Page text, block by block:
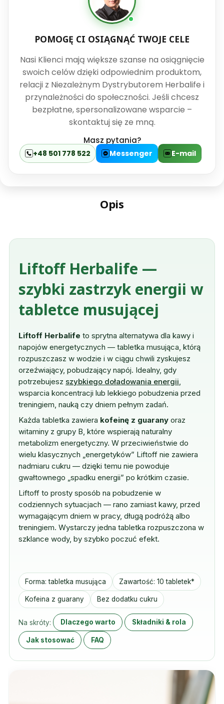
POMOGĘ CI OSIĄGNĄĆ TWOJE CELE
Nasi Klienci mają większe szanse na osiągnięcie
swoich celów dzięki odpowiednim produktom,
relacji z Niezależnym Dystrybutorem Herbalife i
przynależności do społeczności. Jeśli chcesz
bezpłatne, spersonalizowane wsparcie –
skontaktuj się ze mną.
Masz pytania?
+48 501 778 522 Messenger E-mail
Opis
Liftoff Herbalife —
szybki zastrzyk energii w
tabletce musującej
Liftoff Herbalife to sprytna alternatywa dla kawy i
napojów energetycznych — tabletka musująca, którą
rozpuszczasz w wodzie i w ciągu chwili zyskujesz
orzeźwiający, pobudzający napój. Idealny, gdy
potrzebujesz szybkiego doładowania energii
wsparcia koncentracji lub lekkiego pobudzenia przed
treningiem, nauką czy dniem pełnym zadań.
Każda tabletka zawiera kofeinę z guarany oraz
witaminy z grupy B, które wspierają naturalny
metabolizm energetyczny. W przeciwieństwie do
wielu klasycznych „energetyków” Liftoff nie zawiera
nadmiaru cukru — dzięki temu nie powoduje
gwałtownego „spadku energii” po krótkim czasie.
Liftoff to prosty sposób na pobudzenie w
codziennych sytuacjach — rano zamiast kawy, przed
wymagającym dniem w pracy, długą podróżą albo
treningiem. Wystarczy jedna tabletka rozpuszczona w
szklance wody, by szybko poczuć efekt.
Forma: tabletka musująca Zawartość: 10 tabletek*
Kofeina z guarany Bez dodatku cukru
Na skróty: Dlaczego warto Składniki & rola
Jak stosować FAQ